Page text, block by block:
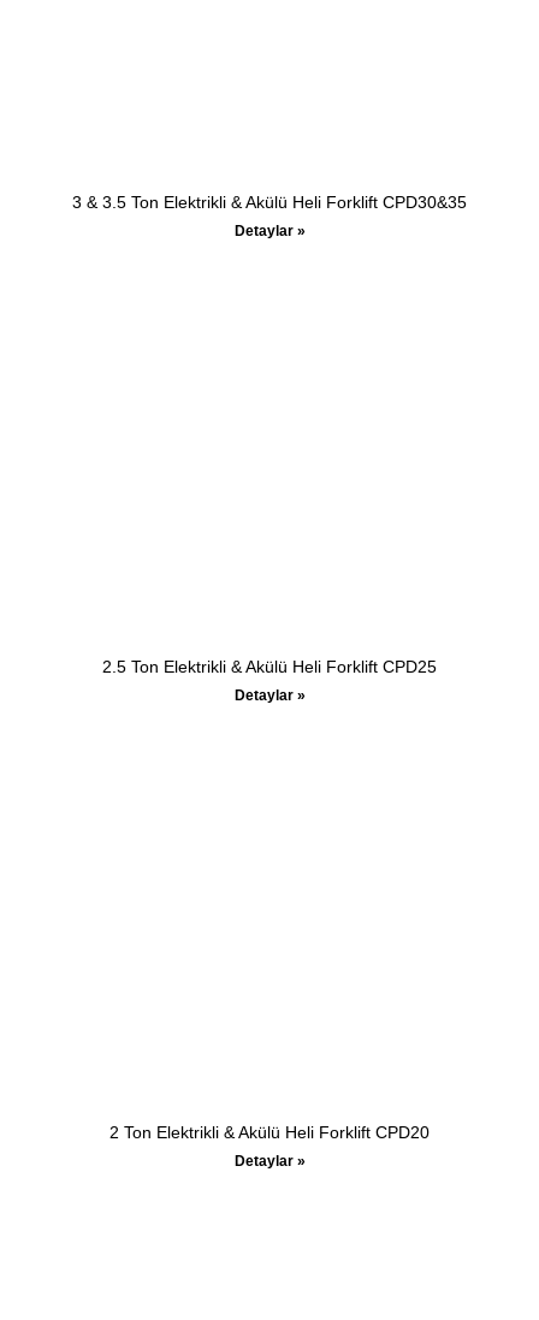
3 & 3.5 Ton Elektrikli & Akülü Heli Forklift CPD30&35
Detaylar »
2.5 Ton Elektrikli & Akülü Heli Forklift CPD25
Detaylar »
2 Ton Elektrikli & Akülü Heli Forklift CPD20
Detaylar »